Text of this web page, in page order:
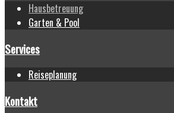
Hausbetreuung
Garten & Pool
Services
Reiseplanung
Kontakt